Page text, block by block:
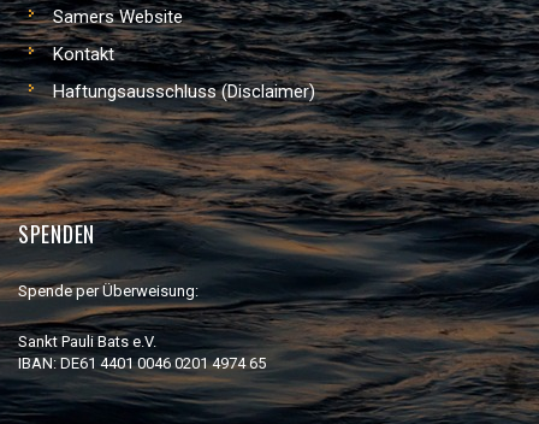
Samers Website
Kontakt
Haftungsausschluss (Disclaimer)
SPENDEN
Spende per Überweisung:
Sankt Pauli Bats e.V.
IBAN: DE61 4401 0046 0201 4974 65